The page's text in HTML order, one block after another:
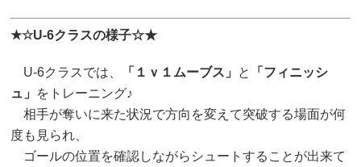
★☆U-6クラスの様子☆★
U-6クラスでは、 「１ｖ１ムーブス」 と
「フィニッシ
ュ」 をトレーニング♪
相手が奪いに来た状況で方向を変えて突破する場面が何
度も見られ、
ゴールの位置を確認しながらシュートすることが出来て